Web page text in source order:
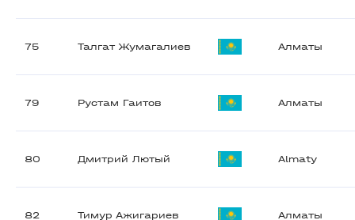
75 Талгат Жумагалиев Алматы
79 Рустам Гаитов Алматы
80 Дмитрий Лютый Almaty
82 Тимур Ажигариев Алматы